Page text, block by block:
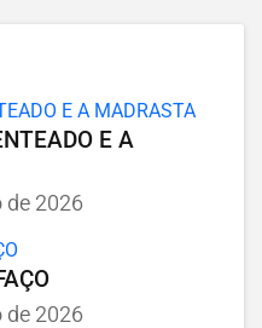
E A
de 2026
de 2026